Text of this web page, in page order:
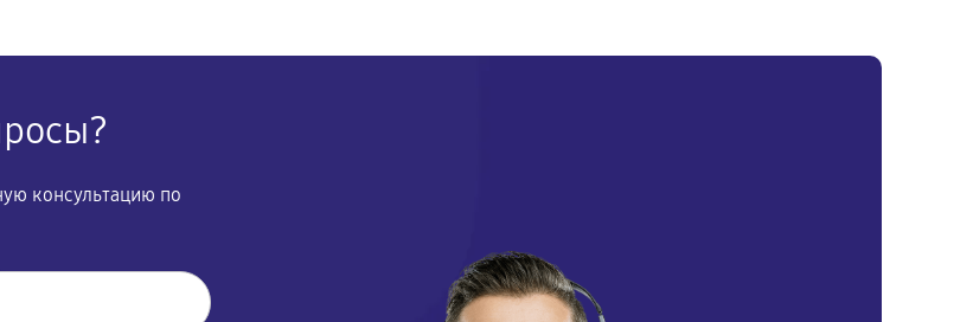
консультацию по